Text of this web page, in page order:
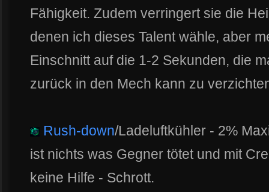
Fähigkeit. Zudem verringert sie die
denen ich dieses Talent wähle, aber
Einschnitt auf die 1-2 Sekunden, die
zurück in den Mech kann zu
Rush-down/Ladeluftkühler - 2%
ist nichts was Gegner tötet und mit
keine Hilfe - Schrott.